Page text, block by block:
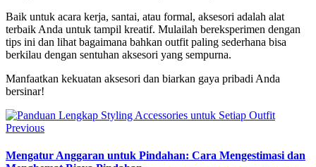
Baik untuk acara kerja, santai, atau formal, aksesori adalah alat
terbaik Anda untuk tampil kreatif. Mulailah bereksperimen dengan
tips ini dan lihat bagaimana bahkan outfit paling sederhana bisa
berkilau dengan sentuhan aksesori yang sempurna.
Manfaatkan kekuatan aksesori dan biarkan gaya pribadi Anda
bersinar!
Previous
Mengatur Anggaran untuk Pindahan: Cara Mengestimasi dan